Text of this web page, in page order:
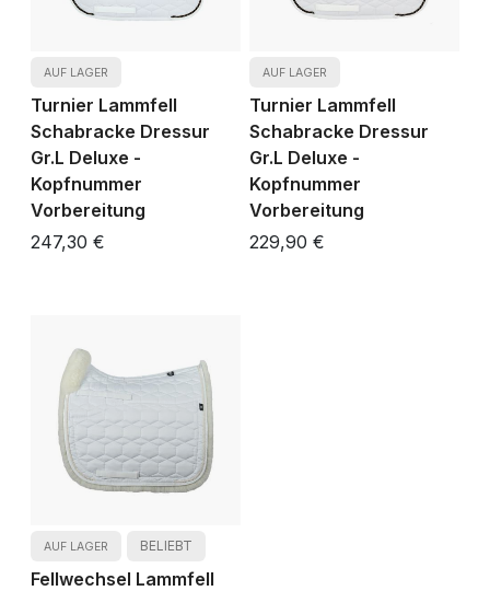
AUF LAGER
Turnier Lammfell
Schabracke Dressur
Gr.L Deluxe -
Kopfnummer
Vorbereitung
247,30 €
AUF LAGER
Turnier Lammfell
Schabracke Dressur
Gr.L Deluxe -
Kopfnummer
Vorbereitung
229,90 €
AUF LAGER BELIEBT
Fellwechsel Lammfell